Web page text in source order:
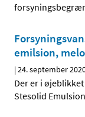
emilsion,
|24. september
Der er i
Stesolid